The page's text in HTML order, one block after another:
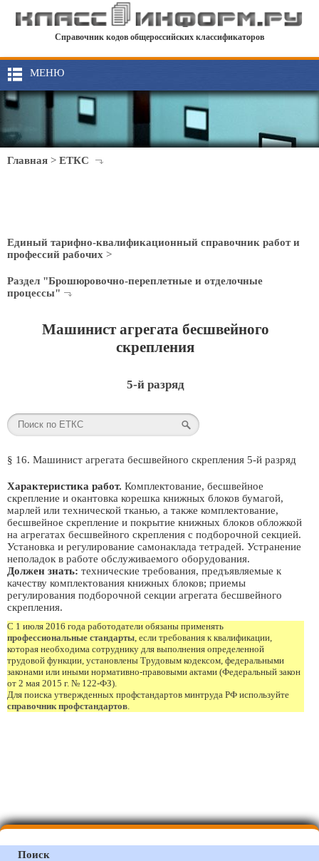
Справочник кодов общероссийских классификаторов
МЕНЮ
Главная > ЕТКС
Единый тарифно-квалификационный справочник работ и
профессий рабочих >
Раздел "Брошюровочно-переплетные и отделочные
процессы"
Машинист агрегата бесшвейного
скрепления
5-й разряд
§ 16. Машинист агрегата бесшвейного скрепления 5-й разряд
Характеристика работ. Комплектование, бесшвейное
скрепление и окантовка корешка книжных блоков бумагой,
марлей или технической тканью, а также комплектование,
бесшвейное скрепление и покрытие книжных блоков обложкой
на агрегатах бесшвейного скрепления с подборочной секцией.
Установка и регулирование самонаклада тетрадей. Устранение
неполадок в работе обслуживаемого оборудования.
Должен знать: технические требования, предъявляемые к
качеству комплектования книжных блоков; приемы
регулирования подборочной секции агрегата бесшвейного
скрепления.
С 1 июля 2016 года работодатели обязаны применять
профессиональные стандарты, если требования к квалификации,
которая необходима сотруднику для выполнения определенной
трудовой функции, установлены Трудовым кодексом, федеральными
законами или иными нормативно-правовыми актами (Федеральный закон
от 2 мая 2015 г. № 122-ФЗ).
Для поиска утвержденных профстандартов минтруда РФ используйте
справочник профстандартов.
Поиск